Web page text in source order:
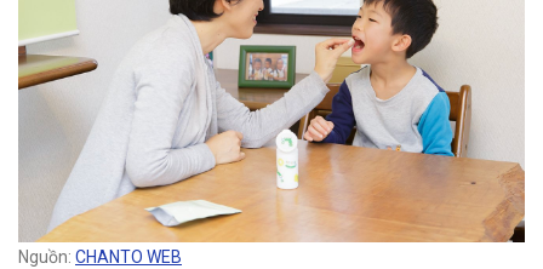
Nguồn: CHANTO WEB